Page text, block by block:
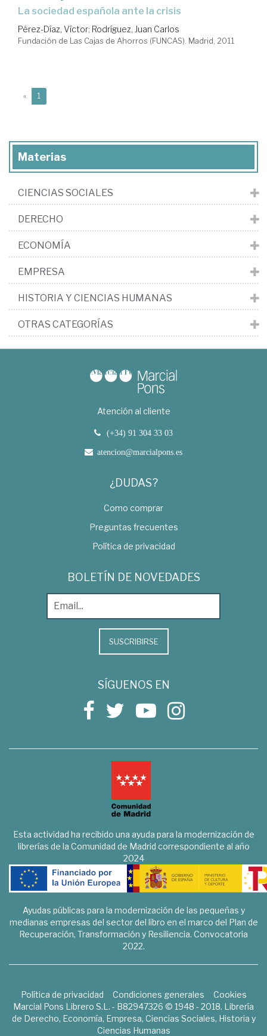
la sociedad española ante la crisis
Pérez-Díaz, Víctor; Rodríguez, Juan Carlos
Fundación de Las Cajas de Ahorros (FUNCAS). Madrid, 2011
« 1
Materias
CIENCIAS SOCIALES
DERECHO
ECONOMÍA
EMPRESA
HISTORIA Y CIENCIAS HUMANAS
OTRAS CATEGORÍAS
Atención al cliente
(+34) 91 304 33 03
atencion@marcialpons.es
¿DUDAS?
Como comprar
Preguntas frecuentes
Política de privacidad
BOLETÍN DE NOVEDADES
SUSCRIBIRSE
SÍGUENOS EN
Esta actividad ha recibido una ayuda para la modernización de
librerías de la Comunidad de Madrid correspondiente al año
2024
Ayudas públicas para la modernización de las pequeñas y
medianas empresas del sector del libro en el marco del Plan de
Recuperación, Transformación y Resiliencia. Convocatoria
2022.
Política de privacidad Condiciones generales
Cookies
Marcial Pons Librero S.L. - B82947326 © 1948 - 2018. Librería
de Derecho, Economía, Empresa, Ciencias Sociales, Historia y
Ciencias Humanas